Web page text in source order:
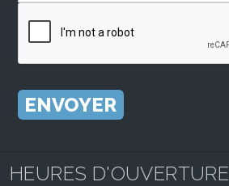
HEURES D'OUVERTURE